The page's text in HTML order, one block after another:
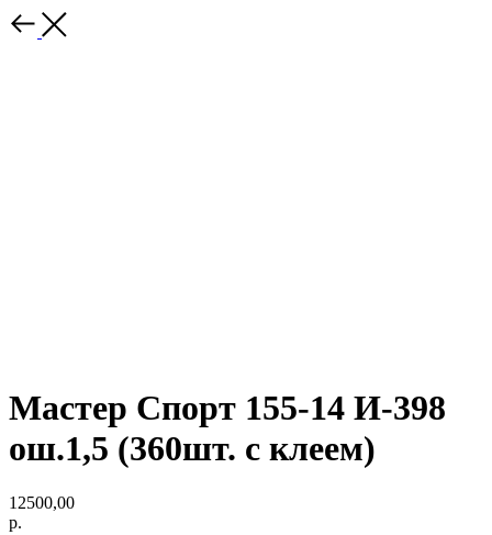
Мастер Спорт 155-14 И-398
ош.1,5 (360шт. с клеем)
12500,00
р.